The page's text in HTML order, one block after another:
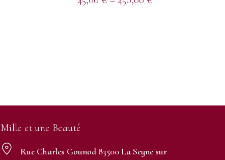
Mille et une Beauté
Rue Charles Gounod 83500 La Seyne sur